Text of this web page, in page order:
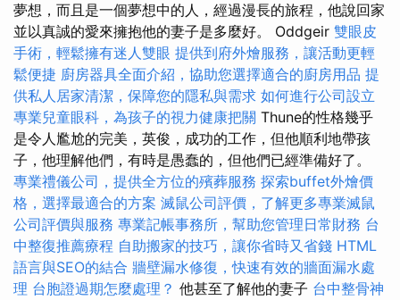
夢想，而且是一個夢想中的人，經過漫長的旅程，他說回家
並以真誠的愛來擁抱他的妻子是多麼好。 Oddgeir 雙眼皮
手術，輕鬆擁有迷人雙眼 提供到府外燴服務，讓活動更輕
鬆便捷 廚房器具全面介紹，協助您選擇適合的廚房用品 提
供私人居家清潔，保障您的隱私與需求 如何進行公司設立
專業兒童眼科，為孩子的視力健康把關 Thune的性格幾乎
是令人尷尬的完美，英俊，成功的工作，但他順利地帶孩
子，他理解他們，有時是愚蠢的，但他們已經準備好了。
專業禮儀公司，提供全方位的殯葬服務 探索buffet外燴價
格，選擇最適合的方案 滅鼠公司評價，了解更多專業滅鼠
公司評價與服務 專業記帳事務所，幫助您管理日常財務 台
中整復推薦療程 自助搬家的技巧，讓你省時又省錢 HTML
語言與SEO的結合 牆壁漏水修復，快速有效的牆面漏水處
理 台胞證過期怎麼處理？ 他甚至了解他的妻子 台中整骨神